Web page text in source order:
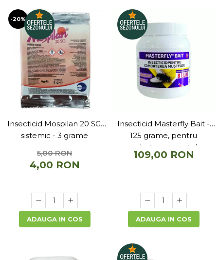
-20%
Insecticid Mospilan 20 SG,
sistemic - 3 grame
5,00 RON
4,00 RON
ADAUGA IN COS
Insecticid Masterfly Bait -
125 grame, pentru
combaterea mustelor
109,00 RON
ADAUGA IN COS